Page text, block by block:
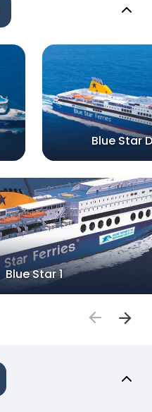
Blue Star
Blue Star 1